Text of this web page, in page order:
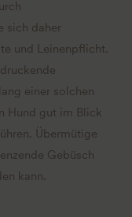
sich daher
und Leinenpflicht.
einer solchen
Hund gut im Blick
Übermütige
Gebüsch
kann.